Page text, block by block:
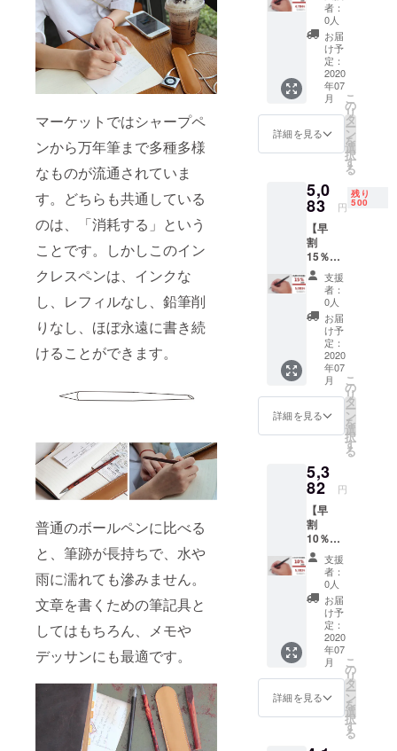
マーケットではシャープペ
ンから万年筆まで多種多様
なものが流通されていま
す。どちらも共通している
のは、「消耗する」という
ことです。しかしこのイン
クレスペンは、インクな
し、レフィルなし、鉛筆削
りなし、ほぼ永遠に書き続
けることができます。
普通のボールペンに比べる
と、筆跡が長持ちで、水や
雨に濡れても滲みません。
文章を書くための筆記具と
してはもちろん、メモや
デッサンにも最適です。
部 小林
4.メールアド
レス
hanahana16
88@yahoo.c
o.jp
となり
ます。
※商品の
仕様、
デザイ
ンに関
しまし
ては一
部変更
になる
す。ご
了承く
ださ
い。 ※2
色お選
びいた
だけま
す。 予
定配送
時期：
2020年
7月上旬
スペン
×1
※2020
年7月上
旬にお
届けす
る予定
です
が、生
産、配
送状況
遅れる
可能性
もござ
いま
す。 ※
送料込
の価格
となり
ます。
※商品の
仕様、
デザイ
ンに関
しまし
ては一
部変更
になる
す。ご
了承く
ださ
い。 ※2
色お選
びいた
だけま
す。 予
定配送
時期：
2020年
7月上旬
者：
0人
お届
け予
定：
2020
年07
月
詳細を見る
こ
の
リ
タ
ー
ン
を
選
択
す
る
5,0
83 円
残り
500
【早
割
15％OF
F】 イ
ンクレ
スペン
×1
※2020
年7月上
旬にお
届けす
る予定
です
が、生
産、配
送状況
遅れる
可能性
もござ
いま
す。 ※
送料込
の価格
となり
ます。
※商品の
仕様、
デザイ
ンに関
しまし
ては一
部変更
になる
支援
者：
0人
お届
け予
定：
2020
年07
月
詳細を見る
こ
の
リ
タ
ー
ン
を
選
択
す
る
5,3
82 円
【早
割
10％OF
F】 イ
ンクレ
スペン
×1
※2020
年7月上
旬にお
届けす
る予定
です
が、生
産、配
送状況
支援
者：
0人
お届
け予
定：
2020
年07
月
詳細を見る
こ
の
リ
タ
ー
ン
を
選
択
す
る